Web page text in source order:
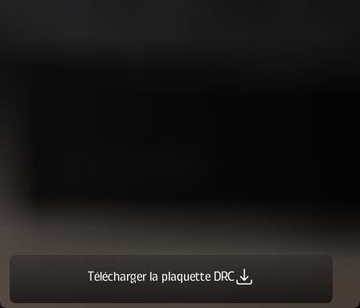
Télécharger la plaquette DRC